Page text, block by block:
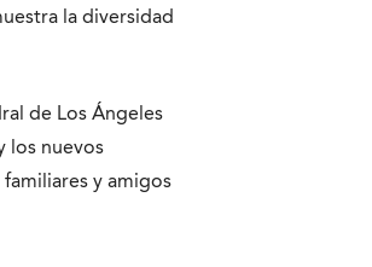
la diversidad
de Los Ángeles
los nuevos
y amigos